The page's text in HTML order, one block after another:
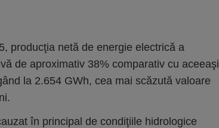
producţia netă de energie electrică a
de aproximativ 38% comparativ cu aceeaşi
la 2.654 GWh, cea mai scăzută valoare
în principal de condiţiile hidrologice